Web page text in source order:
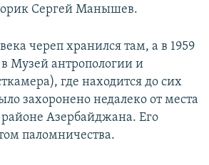
Сергей Манышев.
череп хранился там, а в 1959
Музей антропологии и
где находится до сих
захоронено недалеко от места
Азербайджана. Его
паломничества.